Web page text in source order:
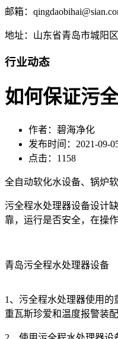
邮箱：
地址：山东省青岛市城阳
行业动态
如何保证污
作者：碧海净化
发布时间：2021-09-
点击：1158
全自动软化水设备、锅炉软
污全程水处理器设备设计
靠，运行是否安全，在操
青岛污全程水处理器设备
1、污全程水处理器使用
重瓦斯珍爱和温度报警装